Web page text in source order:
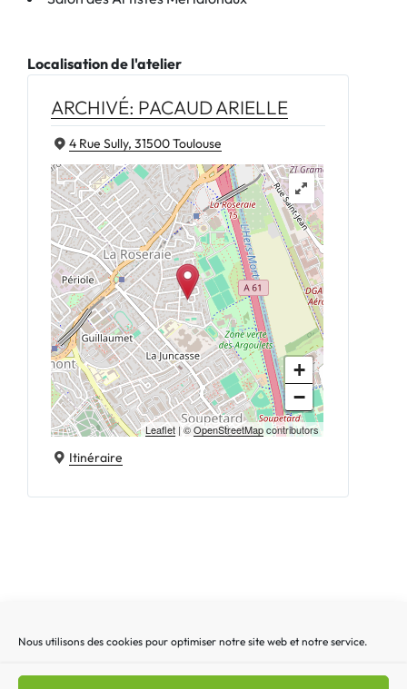
Nous utilisons des cookies pour optimiser notre site web et notre service.
Localisation de l'atelier
ARCHIVÉ: PACAUD ARIELLE
4 Rue Sully, 31500 Toulouse
+
−
Leaflet | ©OpenStreetMapcontributors
Itinéraire
Recherche